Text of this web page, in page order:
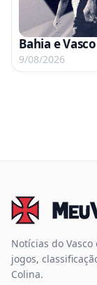
Bahia e
9/08/2026
Notícias do
jogos,
Colina.